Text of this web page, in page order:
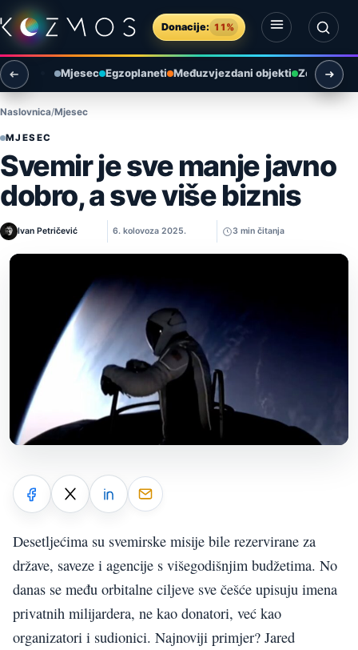
Preskoči na sadržaj
Donacije: 11%
Otvori izbornik
Otvori pretragu
Mjesec Egzoplaneti Međuzvjezdani objekti Zemlja i
Naslovnica Mjesec
MJESEC
Svemir je sve manje javno
dobro, a sve više biznis
Ivan Petričević 6. kolovoza 2025. 3 min čitanja
Desetljećima su svemirske misije bile rezervirane za
države, saveze i agencije s višegodišnjim budžetima. No
danas se među orbitalne ciljeve sve češće upisuju imena
privatnih milijardera, ne kao donatori, već kao
organizatori i sudionici. Najnoviji primjer? Jared